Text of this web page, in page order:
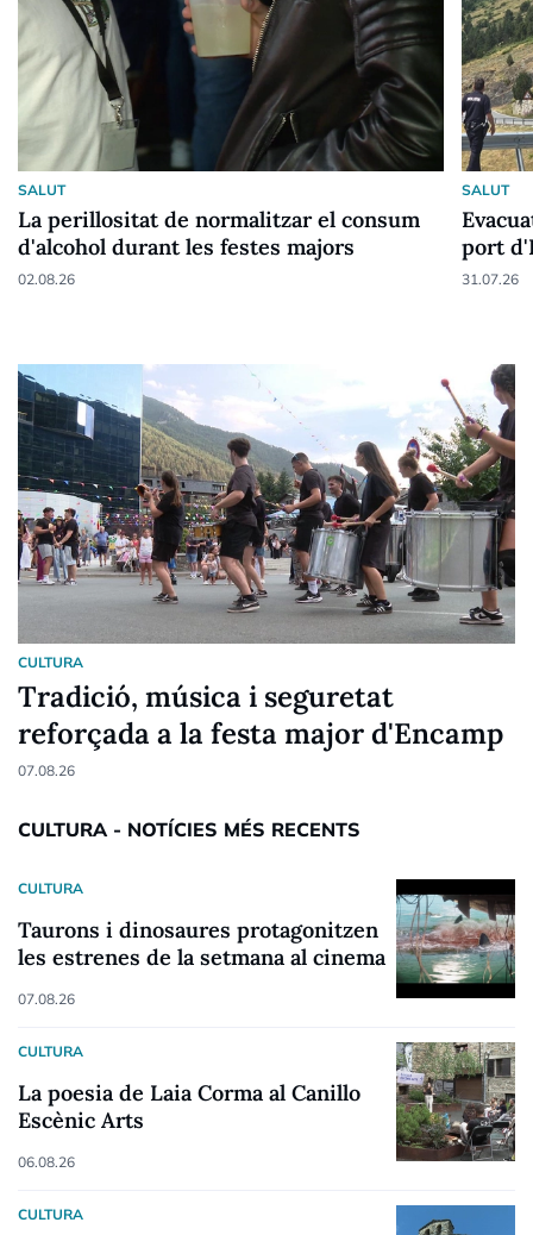
SALUT
La perillositat de normalitzar el consum
d'alcohol durant les festes majors
02.08.26
SALUT
port
31.07.26
CULTURA
Tradició, música i seguretat
reforçada a la festa major d'Encamp
07.08.26
CULTURA - NOTÍCIES MÉS RECENTS
CULTURA
Taurons i dinosaures protagonitzen
les estrenes de la setmana al cinema
07.08.26
CULTURA
La poesia de Laia Corma al Canillo
Escènic Arts
06.08.26
CULTURA